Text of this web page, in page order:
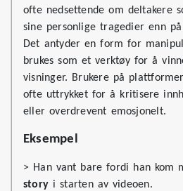
ofte nedsettende om deltakere
sine personlige tragedier enn
Det antyder en form for
brukes som et verktøy for å
visninger. Brukere på
ofte uttrykket for å kritisere
eller overdrevent emosjonelt.
Eksempel
> Han vant bare fordi han kom
story i starten av videoen.